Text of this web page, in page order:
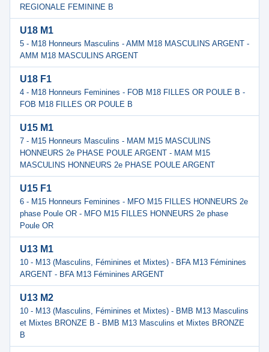
REGIONALE FEMININE B
U18 M1
5 - M18 Honneurs Masculins - AMM M18 MASCULINS ARGENT -
AMM M18 MASCULINS ARGENT
U18 F1
4 - M18 Honneurs Feminines - FOB M18 FILLES OR POULE B -
FOB M18 FILLES OR POULE B
U15 M1
7 - M15 Honneurs Masculins - MAM M15 MASCULINS
HONNEURS 2e PHASE POULE ARGENT - MAM M15
MASCULINS HONNEURS 2e PHASE POULE ARGENT
U15 F1
6 - M15 Honneurs Feminines - MFO M15 FILLES HONNEURS 2e
phase Poule OR - MFO M15 FILLES HONNEURS 2e phase
Poule OR
U13 M1
10 - M13 (Masculins, Féminines et Mixtes) - BFA M13 Féminines
ARGENT - BFA M13 Féminines ARGENT
U13 M2
10 - M13 (Masculins, Féminines et Mixtes) - BMB M13 Masculins
et Mixtes BRONZE B - BMB M13 Masculins et Mixtes BRONZE
B